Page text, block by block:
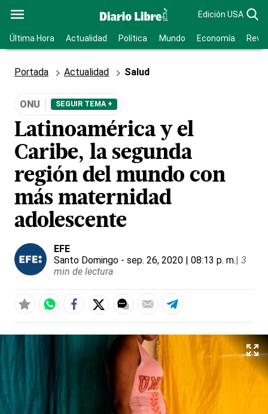
Edición USA
Última Hora Actualidad Política Mundo Economía
Portada Actualidad Salud
ONU SEGUIR TEMA +
Latinoamérica y el
Caribe, la segunda
región del mundo con
más maternidad
adolescente
EFE
Santo Domingo - sep. 26, 2020 | 08:13 p. m.| 3
min de lectura